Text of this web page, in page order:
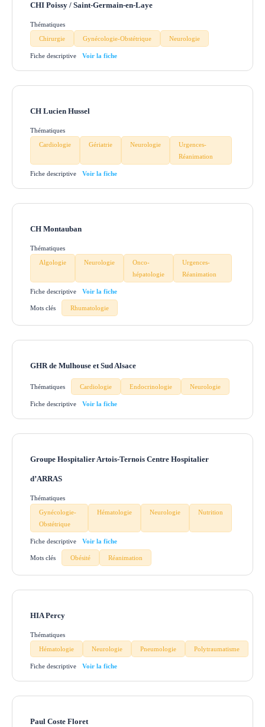
CHI Poissy / Saint-Germain-en-Laye
Thématiques
Chirurgie
Gynécologie-Obstétrique Neurologie
Fiche descriptive
CH Lucien Hussel
Thématiques
Cardiologie
Gériatrie Neurologie
Urgences-
Réanimation
Fiche descriptive
CH Montauban
Thématiques
Algologie
Neurologie
Onco-
hépatologie
Urgences-
Réanimation
Fiche descriptive
Mots clés Rhumatologie
GHR de Mulhouse et Sud Alsace
Thématiques Cardiologie Endocrinologie Neurologie
Fiche descriptive
Groupe Hospitalier Artois-Ternois Centre Hospitalier
d’ARRAS
Thématiques
Gynécologie-
Obstétrique
Hématologie Neurologie Nutrition
Fiche descriptive
Mots clés Obésité Réanimation
HIA Percy
Thématiques
Hématologie
Neurologie Pneumologie Polytraumatisme
Fiche descriptive
Paul Coste Floret